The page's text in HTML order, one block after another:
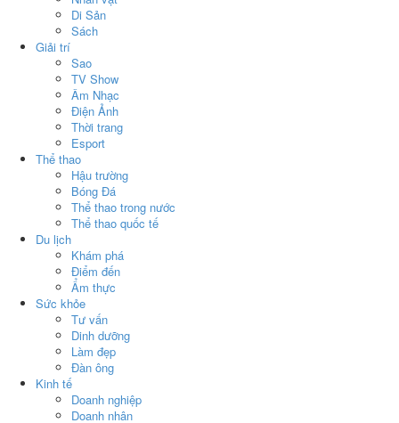
Di Sản
Sách
Giải trí
Sao
TV Show
Âm Nhạc
Điện Ảnh
Thời trang
Esport
Thể thao
Hậu trường
Bóng Đá
Thể thao trong nước
Thể thao quốc tế
Du lịch
Khám phá
Điểm đến
Ẩm thực
Sức khỏe
Tư vấn
Dinh dưỡng
Làm đẹp
Đàn ông
Kinh tế
Doanh nghiệp
Doanh nhân